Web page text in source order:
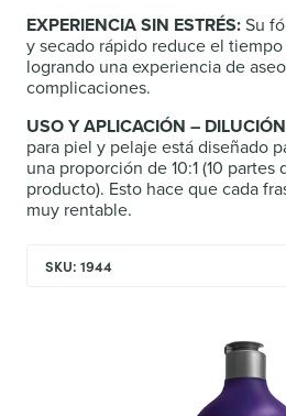
EXPERIENCIA SIN ESTRÉS:Su
y secado rápido reduce el
logrando una experiencia de
complicaciones.
USO Y APLICACIÓN –
para piel y pelaje está diseñado
una proporción de 10:1 (10 partes
producto). Esto hace que cada
muy rentable.
SKU: 1944